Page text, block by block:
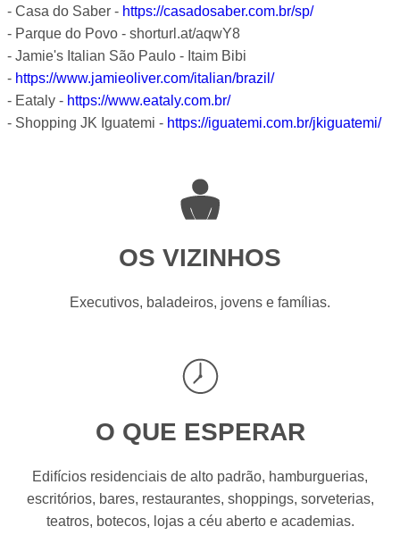
- Casa do Saber - https://casadosaber.com.br/sp/
- Parque do Povo - shorturl.at/aqwY8
- Jamie's Italian São Paulo - Itaim Bibi
- https://www.jamieoliver.com/italian/brazil/
- Eataly - https://www.eataly.com.br/
- Shopping JK Iguatemi - https://iguatemi.com.br/jkiguatemi/
OS VIZINHOS
Executivos, baladeiros, jovens e famílias.
O QUE ESPERAR
Edifícios residenciais de alto padrão, hamburguerias,
escritórios, bares, restaurantes, shoppings, sorveterias,
teatros, botecos, lojas a céu aberto e academias.